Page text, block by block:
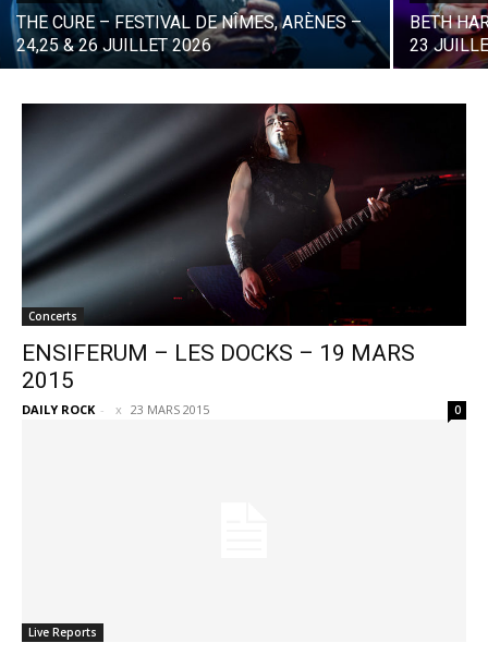
THE CURE – FESTIVAL DE NÎMES, ARÈNES –
24,25 & 26 JUILLET 2026
BETH
23
Concerts
ENSIFERUM – LES DOCKS – 19 MARS
2015
DAILY ROCK - 23 MARS 2015 0
Live Reports